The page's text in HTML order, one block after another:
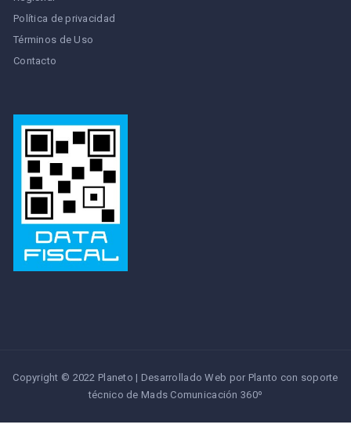
Política de privacidad
Términos de Uso
Contacto
Copyright © 2022 Planeto | Desarrollado Web por Planto con soporte
técnico de Mads Comunicación 360º